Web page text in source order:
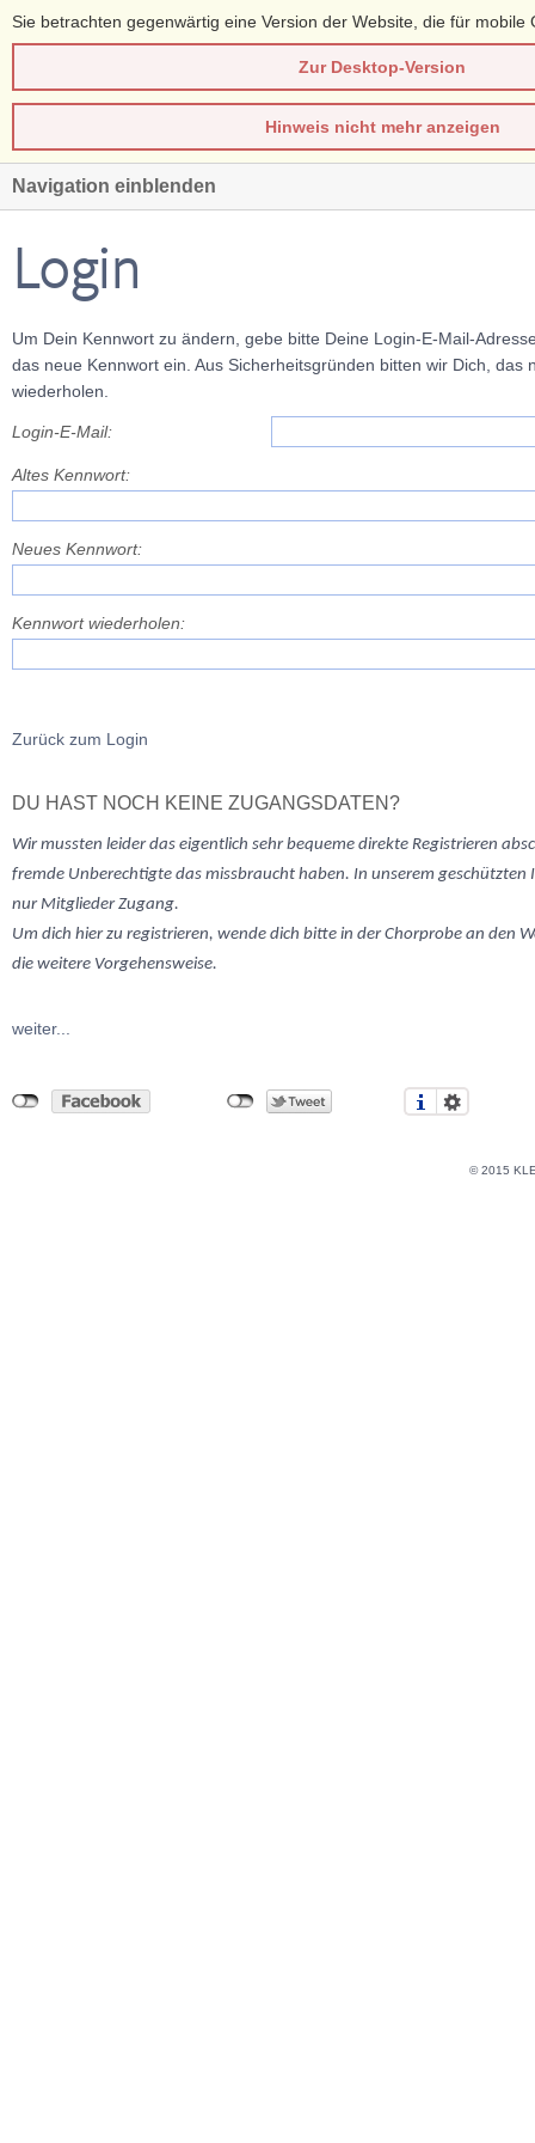
Sie betrachten gegenwärtig eine Version der Website, die für mobile
Zur Desktop-Version
Hinweis nicht mehr anzeigen
Navigation einblenden
Login
Um Dein Kennwort zu ändern, gebe bitte Deine Login-E-Mail-
das neue Kennwort ein. Aus Sicherheitsgründen bitten wir Dich, das
wiederholen.
Login-E-Mail:
Altes Kennwort:
Neues Kennwort:
Kennwort wiederholen:
Zurück zum Login
DU HAST NOCH KEINE ZUGANGSDATEN?
Wir mussten leiderdas eigentlich sehr bequeme direkte Registrieren
fremde Unberechtigte das missbraucht haben. In unserem
nur Mitglieder Zugang.
Um dich hier zu registrieren, wende dich bitte in der Chorprobe an den
die weitere Vorgehensweise.
weiter...
© 2015